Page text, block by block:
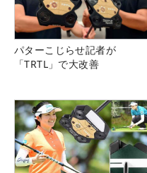
パターこじらせ記者が
「TRTL」で大改善